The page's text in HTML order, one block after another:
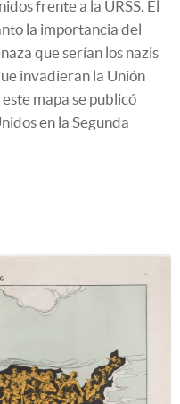
frente a la URSS. El
la importancia del
que serían los nazis
invadieran la Unión
mapa se publicó
en la Segunda